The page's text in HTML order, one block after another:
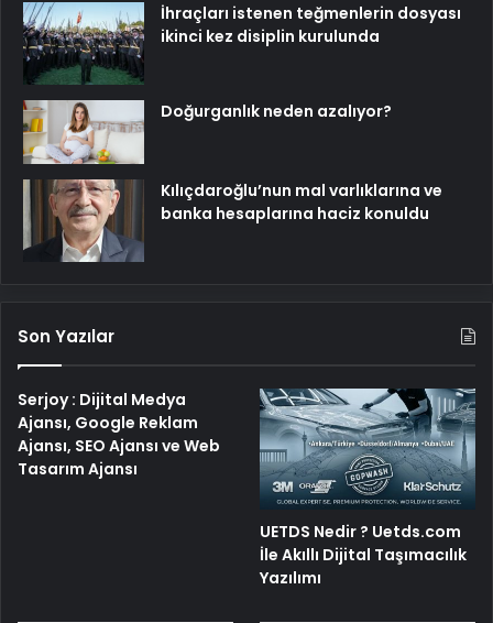
İhraçları istenen teğmenlerin dosyası
ikinci kez disiplin kurulunda
Doğurganlık neden azalıyor?
Kılıçdaroğlu’nun mal varlıklarına ve
banka hesaplarına haciz konuldu
Son Yazılar
Serjoy : Dijital Medya
Ajansı, Google Reklam
Ajansı, SEO Ajansı ve Web
Tasarım Ajansı
UETDS Nedir ? Uetds.com
İle Akıllı Dijital Taşımacılık
Yazılımı